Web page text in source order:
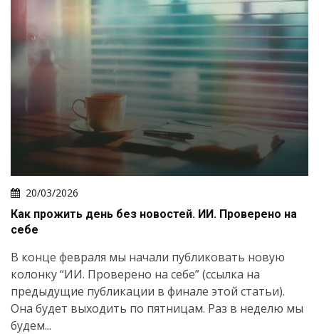
20/03/2026
Как прожить день без новостей. ИИ. Проверено на
себе
В конце февраля мы начали публиковать новую
колонку “ИИ. Проверено на себе” (ссылка на
предыдущие публикации в финале этой статьи).
Она будет выходить по пятницам. Раз в неделю мы
будем...